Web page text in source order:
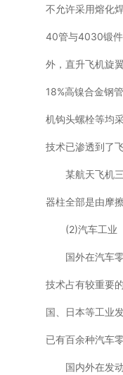
不允许采用熔化
40管与4030锻
外，直升飞机旋
18%高镍合金钢
机钩头螺栓等均
技术已渗透到了
某航天飞机三
器柱全部是由摩
(2)汽车工业
国外在汽车零
技术占有较重要
国、日本等工业
已有百余种汽车
国内外在发动